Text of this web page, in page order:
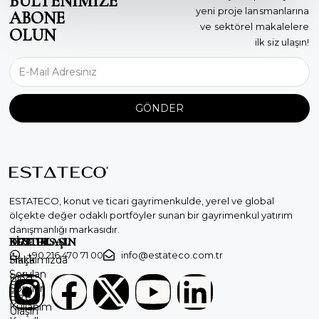
ABONE
OLUN
yeni proje lansmanlarına
ve sektörel makalelere
ilk siz ulaşın!
GÖNDER
ESTATECO, konut ve ticari gayrimenkulde, yerel ve global
ölçekte değer odaklı portföyler sunan bir gayrimenkul yatırım
danışmanlığı markasıdır.
KURUMSAL
Hakkımızda
Blog
Bize
Ulaşın
DESTEK
Sıkça
Sorulan
Sorular
Kullanım
BİZE ULAŞIN
+90 216 470 71 00 info@estateco.com.tr